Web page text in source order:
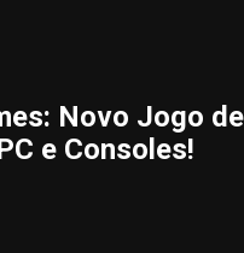
Novo Jogo de
e Consoles!